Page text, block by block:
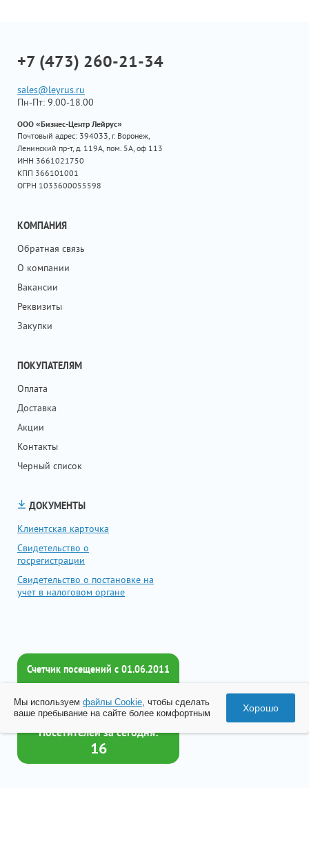
+7 (473) 260-21-34
sales@leyrus.ru
Пн-Пт: 9.00-18.00
ООО «Бизнес-Центр Лейрус»
Почтовый адрес: 394033, г. Воронеж,
Ленинский пр-т, д. 119А, пом. 5А, оф 113
ИНН 3661021750
КПП 366101001
ОГРН 1033600055598
КОМПАНИЯ
Обратная связь
О компании
Вакансии
Реквизиты
Закупки
ПОКУПАТЕЛЯМ
Оплата
Доставка
Акции
Контакты
Черный список
ДОКУМЕНТЫ
Клиентская карточка
Свидетельство о
госрегистрации
Свидетельство о постановке на
учет в налоговом органе
Счетчик посещений c 01.06.2011
Всего посетителей:
2018440
Посетителей за сегодня:
16
Мы используем файлы Cookie, чтобы сделать
ваше пребывание на сайте более комфортным
Хорошо